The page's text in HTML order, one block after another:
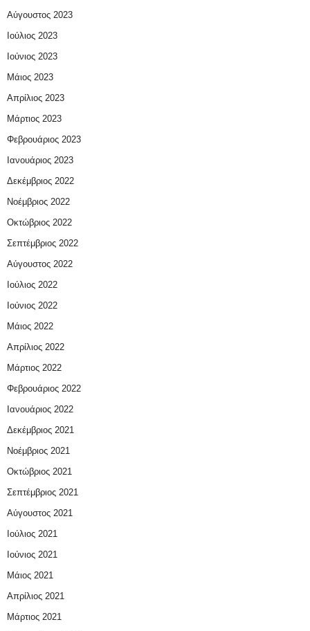
Αύγουστος 2023
Ιούλιος 2023
Ιούνιος 2023
Μάιος 2023
Απρίλιος 2023
Μάρτιος 2023
Φεβρουάριος 2023
Ιανουάριος 2023
Δεκέμβριος 2022
Νοέμβριος 2022
Οκτώβριος 2022
Σεπτέμβριος 2022
Αύγουστος 2022
Ιούλιος 2022
Ιούνιος 2022
Μάιος 2022
Απρίλιος 2022
Μάρτιος 2022
Φεβρουάριος 2022
Ιανουάριος 2022
Δεκέμβριος 2021
Νοέμβριος 2021
Οκτώβριος 2021
Σεπτέμβριος 2021
Αύγουστος 2021
Ιούλιος 2021
Ιούνιος 2021
Μάιος 2021
Απρίλιος 2021
Μάρτιος 2021